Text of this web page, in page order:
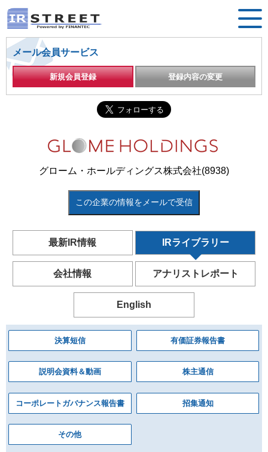
メール会員サービス
新規会員登録 登録内容の変更
グローム・ホールディングス株式会社(8938)
この企業の情報をメールで受信
最新IR情報 IRライブラリー
会社情報 アナリストレポート
English
決算短信 有価証券報告書
説明会資料＆動画 株主通信
コーポレートガバナンス報告書 招集通知
その他